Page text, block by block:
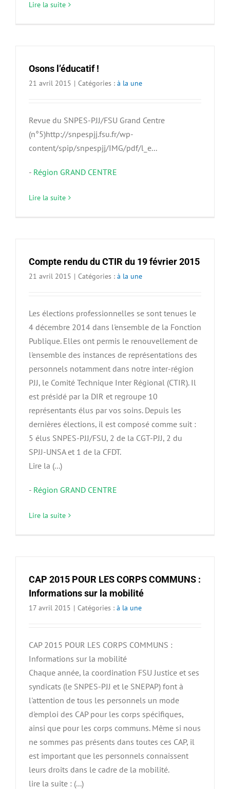
Lire la suite
Osons l’éducatif !
21 avril 2015 | Catégories : à la une
Revue du SNPES-PJJ/FSU Grand Centre
(n°5)http://snpespjj.fsu.fr/wp-
content/spip/snpespjj/IMG/pdf/l_e...
- Région GRAND CENTRE
Lire la suite
Compte rendu du CTIR du 19 février 2015
21 avril 2015 | Catégories : à la une
Les élections professionnelles se sont tenues le
4 décembre 2014 dans l'ensemble de la Fonction
Publique. Elles ont permis le renouvellement de
l'ensemble des instances de représentations des
personnels notamment dans notre inter-région
PJJ, le Comité Technique Inter Régional (CTIR). Il
est présidé par la DIR et regroupe 10
représentants élus par vos soins. Depuis les
dernières élections, il est composé comme suit :
5 élus SNPES-PJJ/FSU, 2 de la CGT-PJJ, 2 du
SPJJ-UNSA et 1 de la CFDT.
Lire la (...)
- Région GRAND CENTRE
Lire la suite
CAP 2015 POUR LES CORPS COMMUNS :
Informations sur la mobilité
17 avril 2015 | Catégories : à la une
CAP 2015 POUR LES CORPS COMMUNS :
Informations sur la mobilité
Chaque année, la coordination FSU Justice et ses
syndicats (le SNPES-PJJ et le SNEPAP) font à
l'attention de tous les personnels un mode
d'emploi des CAP pour les corps spécifiques,
ainsi que pour les corps communs. Même si nous
ne sommes pas présents dans toutes ces CAP, il
est important que les personnels connaissent
leurs droits dans le cadre de la mobilité.
lire la suite : (...)